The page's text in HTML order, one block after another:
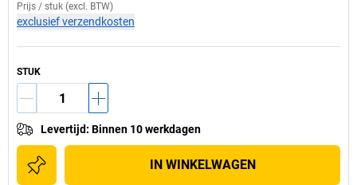
Prijs / stuk (excl. BTW)
exclusief verzendkosten
STUK
Levertijd: Binnen 10 werkdagen
IN WINKELWAGEN